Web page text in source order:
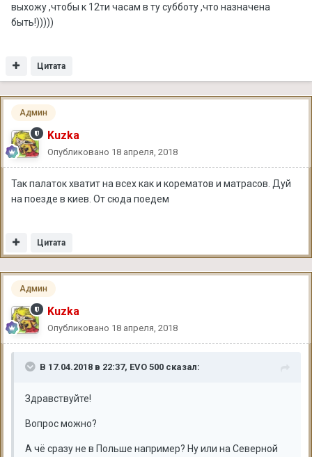
выхожу ,чтобы к 12ти часам в ту субботу ,что назначена
быть!)))))
Цитата
Админ
Kuzka
Опубликовано 18 апреля, 2018
Так палаток хватит на всех как и корематов и матрасов. Дуй
на поезде в киев. От сюда поедем
Цитата
Админ
Kuzka
Опубликовано 18 апреля, 2018
В 17.04.2018 в 22:37, EVO 500 сказал:
Здравствуйте!
Вопрос можно?
А чё сразу не в Польше например? Ну или на Северной